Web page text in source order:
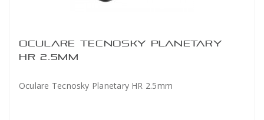
OCULARE TECNOSKY PLANETARY
HR 2.5MM
Oculare Tecnosky Planetary HR 2.5mm